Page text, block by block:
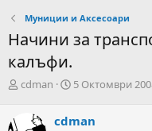
Муниции и Аксесоари
Начини за
калъфи.
А
cdman
Н
а
5 Октомври
cdman